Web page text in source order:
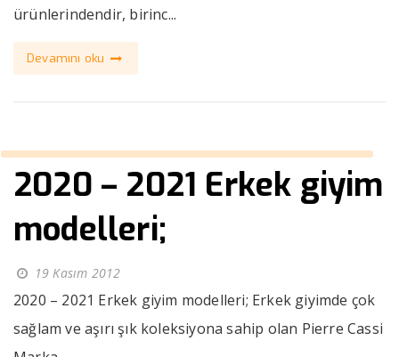
ürünlerindendir, birinc...
Devamını oku
2020 – 2021 Erkek giyim
modelleri;
19 Kasım 2012
2020 – 2021 Erkek giyim modelleri; Erkek giyimde çok
sağlam ve aşırı şık koleksiyona sahip olan Pierre Cassi